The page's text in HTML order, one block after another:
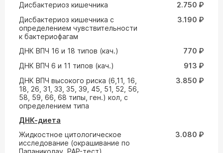
Дисбактериоз кишечника
2.750 ₽
Дисбактериоз кишечника с
определением чувствительности
к бактериофагам
3.190 ₽
ДНК ВПЧ 16 и 18 типов (кач.)
770 ₽
ДНК ВПЧ 6 и 11 типов (кач.)
913 ₽
ДНК ВПЧ высокого риска (6,11, 16,
18, 26, 31, 33, 35, 39, 45, 51, 52, 56,
58, 59, 66, 68 типы, ген.) кол, с
определением типа
3.850 ₽
ДНК-диета
Жидкостное цитологическое
исследование (окрашивание по
Папаниколау, PAP-тест)
3.080 ₽